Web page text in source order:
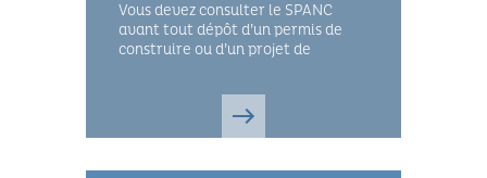
Vous devez consulter le SPANC
avant tout dépôt d’un permis de
construire ou d’un projet de
travaux de mise en œuvre.